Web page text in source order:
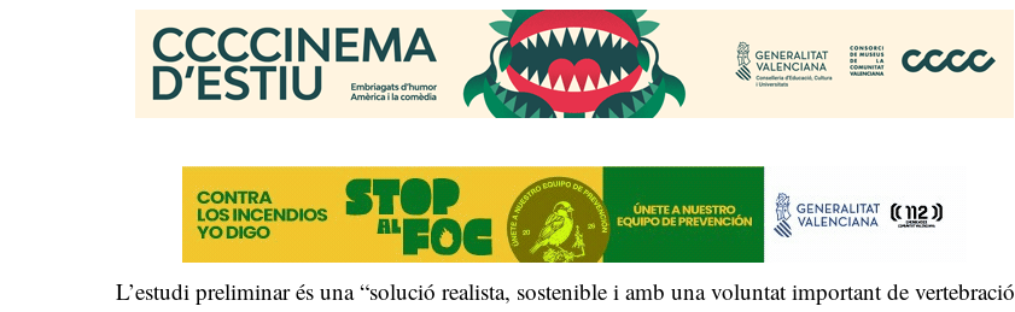
L’estudi preliminar és una “solució realista, sostenible i amb una voluntat important de vertebració